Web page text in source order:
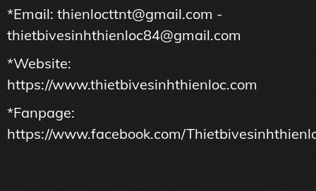
*Email: thienlocttnt@gmail.com -
thietbivesinhthienloc84@gmail.com
*Website:
https://www.thietbivesinhthienloc.com
*Fanpage:
https://www.facebook.com/